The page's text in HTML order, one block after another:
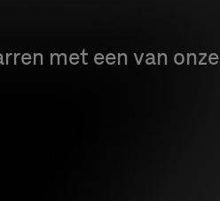
met een van onze